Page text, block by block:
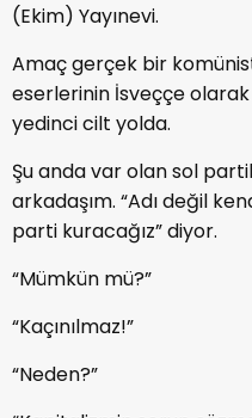
(Ekim) Yayınevi.
Amaç gerçek bir
eserlerinin İsveççe olarak
yedinci cilt yolda.
Şu anda var olan sol
arkadaşım. “Adı değil
parti kuracağız” diyor.
“Mümkün mü?”
“Kaçınılmaz!”
“Neden?”